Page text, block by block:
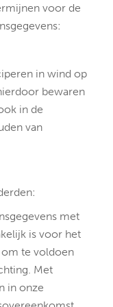
voor de
in wind op
bewaren
in de
van
met
is voor het
te voldoen
Met
in onze